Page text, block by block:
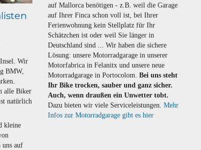
Wir
BMW,
alle Biker
natürlich
kleine
uns auf
auf Mallorca benötigen - z.B. weil die Garage
auf Ihrer Finca schon voll ist, bei Ihrer
Ferienwohnung kein Stellplatz für Ihr
Schätzchen ist oder weil Sie länger in
Deutschland sind ... Wir haben die sichere
Lösung: unsere Motorradgarage in unserer
Motorfabrica in Felanitx und unsere neue
Motorradgarage in Portocolom.Bei uns steht
Ihr Bike trocken, sauber und ganz sicher.
Auch, wenn draußen ein Unwetter tobt.
Dazu bieten wir viele Serviceleistungen.Mehr
Infos zur Motorradgarage gibt es hier